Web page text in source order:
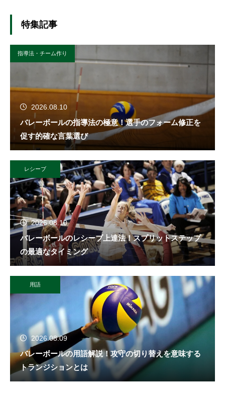
特集記事
指導法・チーム作り
2026.08.10
バレーボールの指導法の極意！選手のフォーム修正を
促す的確な言葉選び
レシーブ
2026.08.10
バレーボールのレシーブ上達法！スプリットステップ
の最適なタイミング
用語
2026.08.09
バレーボールの用語解説！攻守の切り替えを意味する
トランジションとは